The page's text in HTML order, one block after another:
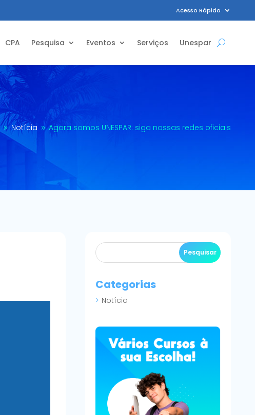
Acesso Rápido
CPA Pesquisa Eventos Serviços Unespar
9 Notícia 9 Agora somos UNESPAR: siga nossas redes oficiais
Categorias
Notícia